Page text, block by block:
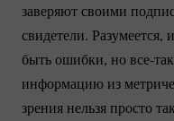
заверяют своими
свидетели. Разумеется,
быть ошибки, новсе-
информацию из
зрения нельзя просто